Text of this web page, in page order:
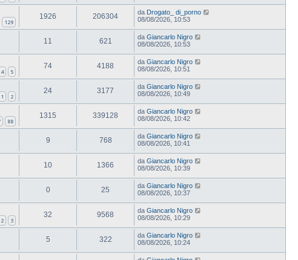
129
1926 206304 da Drogato_ di_porno
08/08/2026, 10:53
11 621 da Giancarlo Nigro
08/08/2026, 10:53
4 5
74 4188 da Giancarlo Nigro
08/08/2026, 10:51
1 2
24 3177 da Giancarlo Nigro
08/08/2026, 10:49
88
1315 339128 da Giancarlo Nigro
08/08/2026, 10:42
9 768 da Giancarlo Nigro
08/08/2026, 10:41
10 1366 da Giancarlo Nigro
08/08/2026, 10:39
0 25 da Giancarlo Nigro
08/08/2026, 10:37
2 3
32 9568 da Giancarlo Nigro
08/08/2026, 10:29
5 322 da Giancarlo Nigro
08/08/2026, 10:24